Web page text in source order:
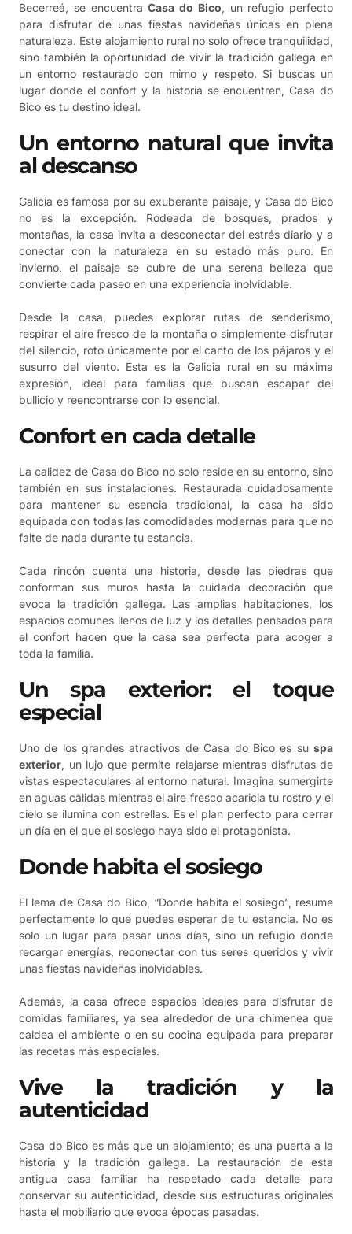
Becerreá, se encuentraCasa do Bico, un refugio perfecto
para disfrutar de unas fiestas navideñas únicas en plena
naturaleza. Este alojamiento rural no solo ofrece tranquilidad,
sino también la oportunidad de vivir la tradición gallega en
un entorno restaurado con mimo y respeto. Si buscas un
lugar donde el confort y la historia se encuentren, Casa do
Bico es tu destino ideal.
Un entorno natural que invita
al descanso
Galicia es famosa por su exuberante paisaje, y Casa do Bico
no es la excepción. Rodeada de bosques, prados y
montañas, la casa invita a desconectar del estrés diario y a
conectar con la naturaleza en su estado más puro. En
invierno, el paisaje se cubre de una serena belleza que
convierte cada paseo en una experiencia inolvidable.
Desde la casa, puedes explorar rutas de senderismo,
respirar el aire fresco de la montaña o simplemente disfrutar
del silencio, roto únicamente por el canto de los pájaros y el
susurro del viento. Esta es la Galicia rural en su máxima
expresión, ideal para familias que buscan escapar del
bullicio y reencontrarse con lo esencial.
Confort en cada detalle
La calidez de Casa do Bico no solo reside en su entorno, sino
también en sus instalaciones. Restaurada cuidadosamente
para mantener su esencia tradicional, la casa ha sido
equipada con todas las comodidades modernas para que no
falte de nada durante tu estancia.
Cada rincón cuenta una historia, desde las piedras que
conforman sus muros hasta la cuidada decoración que
evoca la tradición gallega. Las amplias habitaciones, los
espacios comunes llenos de luz y los detalles pensados para
el confort hacen que la casa sea perfecta para acoger a
toda la familia.
Un spa exterior: el toque
especial
Uno de los grandes atractivos de Casa do Bico es su spa
exterior, un lujo que permite relajarse mientras disfrutas de
vistas espectaculares al entorno natural. Imagina sumergirte
en aguas cálidas mientras el aire fresco acaricia tu rostro y el
cielo se ilumina con estrellas. Es el plan perfecto para cerrar
un día en el que el sosiego haya sido el protagonista.
Donde habita el sosiego
El lema de Casa do Bico, “Donde habita el sosiego”, resume
perfectamente lo que puedes esperar de tu estancia. No es
solo un lugar para pasar unos días, sino un refugio donde
recargar energías, reconectar con tus seres queridos y vivir
unas fiestas navideñas inolvidables.
Además, la casa ofrece espacios ideales para disfrutar de
comidas familiares, ya sea alrededor de una chimenea que
caldea el ambiente o en su cocina equipada para preparar
las recetas más especiales.
Vive la tradición y la
autenticidad
Casa do Bico es más que un alojamiento; es una puerta a la
historia y la tradición gallega. La restauración de esta
antigua casa familiar ha respetado cada detalle para
conservar su autenticidad, desde sus estructuras originales
hasta el mobiliario que evoca épocas pasadas.